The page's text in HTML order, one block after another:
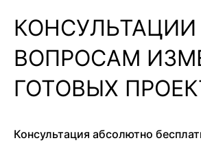
ВОПРОСАМ
ГОТОВЫХ
Консультация абсолютно